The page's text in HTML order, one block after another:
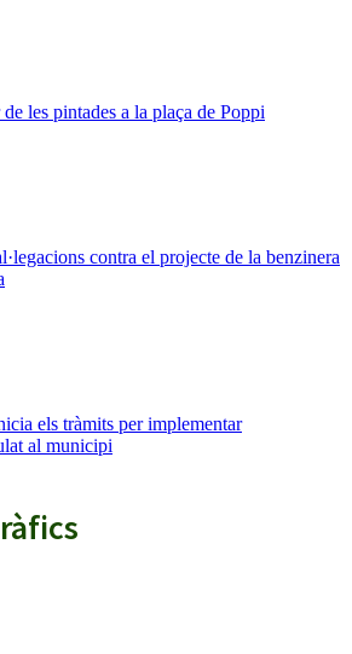
les pintades a la plaça de Poppi
contra el projecte de la benzinera
els tràmits per implementar
al municipi